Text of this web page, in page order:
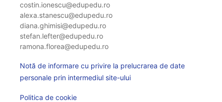
costin.ionescu@edupedu.ro
alexa.stanescu@edupedu.ro
diana.ghimisi@edupedu.ro
stefan.lefter@edupedu.ro
ramona.florea@edupedu.ro
Notă de informare cu privire la prelucrarea de date
personale prin intermediul site-ului
Politica de cookie